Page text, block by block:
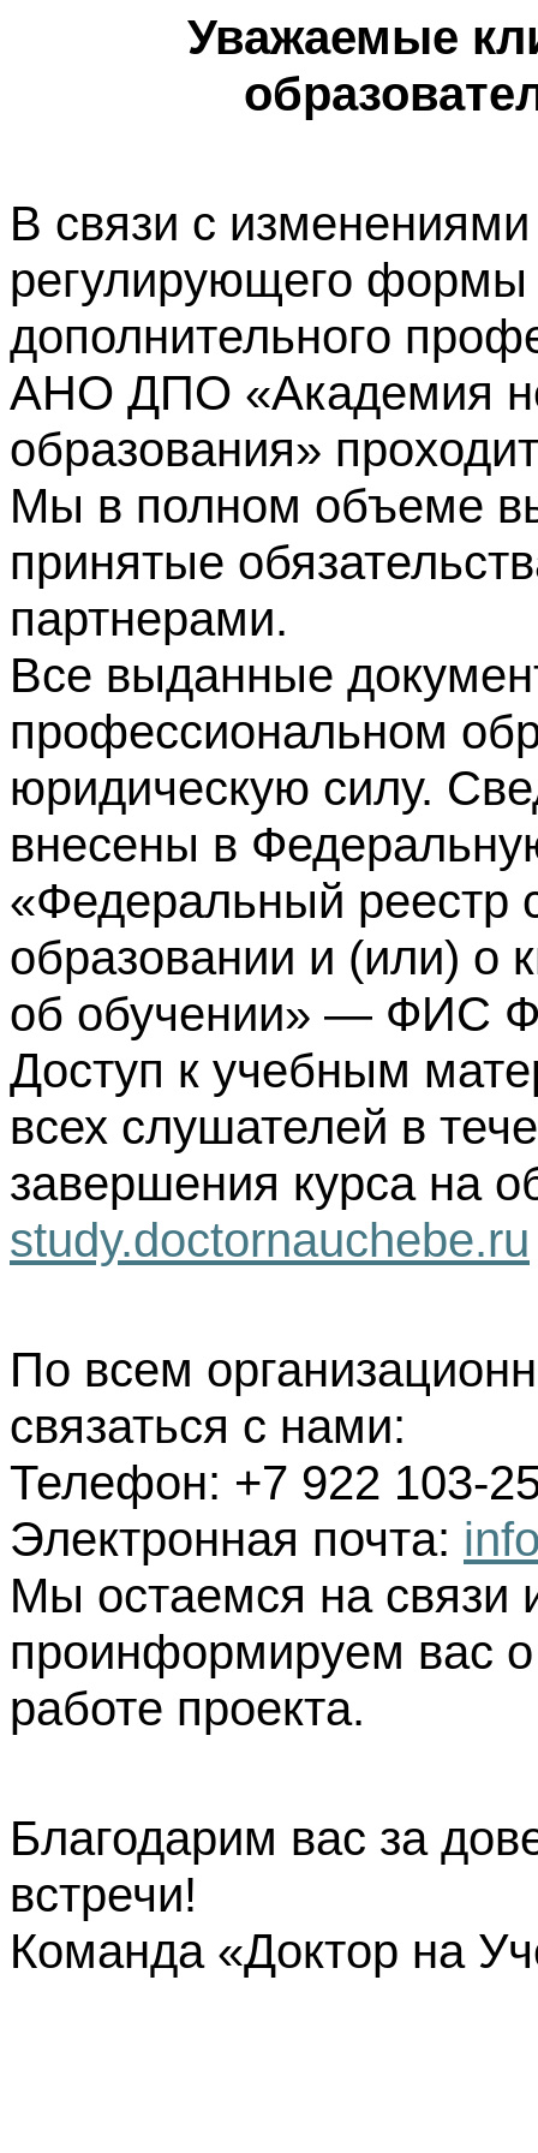
Уважаемые
В связи с изменениями
регулирующего формы
дополнительного
АНО ДПО «Академия
образования»
Мы в полном объеме
принятые
партнерами.
Все выданные
профессиональном
юридическую силу.
внесены в
«Федеральный реестр
образовании и (или) о
об обучении» — ФИС
Доступ к учебным
всех слушателей в
завершения курса на
study.doctornauchebe.ru
По всем
связаться с нами:
Телефон: +7 922 103-
Электронная почта:
Мы остаемся на связи
проинформируем вас
работе проекта.
Благодарим вас за
встречи!
Команда «Доктор на